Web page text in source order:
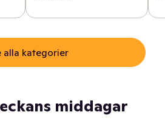
alla kategorier
middagar